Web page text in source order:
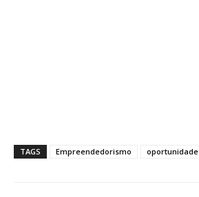
TAGS Empreendedorismo oportunidade